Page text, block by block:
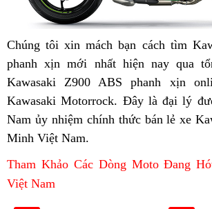
Chúng tôi xin mách bạn cách tìmhàng
hiệu
phanh xịn mới nhất hiện nay mới
nhất
trang
bị
Z900
phanh
cao
cấp
qua
Kawasaki Z900 ABS phanh xịn
Kawasaki Motorrockgiá
bán
. Đây là đại lý
Nam ủy nhiệm chính thứcKawasaki
ABS
bán lẻ chợ
xe
Minh Việt Namlắp
đặt
.
Tham Khảo Các Dòng Moto Đang
Việt Nam